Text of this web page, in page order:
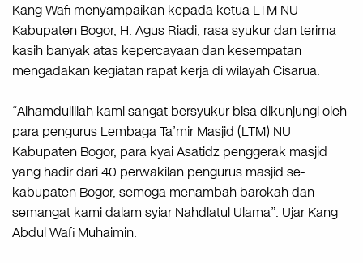
Kang Wafi menyampaikan kepada ketua LTM NU
Kabupaten Bogor, H. Agus Riadi, rasa syukur dan terima
kasih banyak atas kepercayaan dan kesempatan
mengadakan kegiatan rapat kerja di wilayah Cisarua.
“Alhamdulillah kami sangat bersyukur bisa dikunjungi oleh
para pengurus Lembaga Ta’mir Masjid (LTM) NU
Kabupaten Bogor, para kyai Asatidz penggerak masjid
yang hadir dari 40 perwakilan pengurus masjid se-
kabupaten Bogor, semoga menambah barokah dan
semangat kami dalam syiar Nahdlatul Ulama”. Ujar Kang
Abdul Wafi Muhaimin.